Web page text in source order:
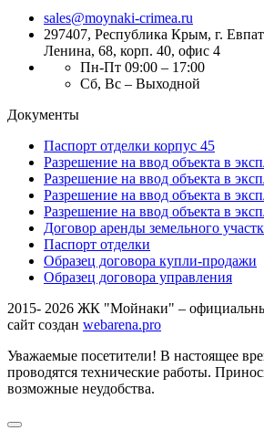
sales@moynaki-crimea.ru
297407, Республика Крым, г.
Ленина, 68, корп. 40, офис 4
Пн-Пт 09:00 – 17:00
Сб, Вс – Выходной
Документы
Паспорт отделки корпус 45
Разрешение на ввод объекта в
Разрешение на ввод объекта в
Разрешение на ввод объекта в
Разрешение на ввод объекта в
Договор аренды земельного
Паспорт отделки
Образец договора купли-продажи
Образец договора управления
2015- 2026 ЖК "Мойнаки" –
сайт создан webarena.pro
Уважаемые посетители! В настоящее
проводятся технические работы.
возможные неудобства.